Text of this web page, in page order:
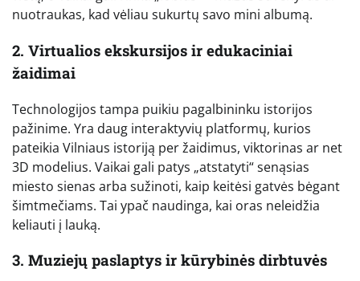
nuotraukas, kad vėliau sukurtų savo mini albumą.
2. Virtualios ekskursijos ir edukaciniai
žaidimai
Technologijos tampa puikiu pagalbininku istorijos
pažinime. Yra daug interaktyvių platformų, kurios
pateikia Vilniaus istoriją per žaidimus, viktorinas ar net
3D modelius. Vaikai gali patys „atstatyti“ senąsias
miesto sienas arba sužinoti, kaip keitėsi gatvės bėgant
šimtmečiams. Tai ypač naudinga, kai oras neleidžia
keliauti į lauką.
3. Muziejų paslaptys ir kūrybinės dirbtuvės